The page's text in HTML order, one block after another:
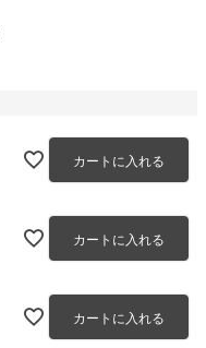
カートに入れる
カートに入れる
カートに入れる